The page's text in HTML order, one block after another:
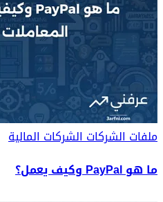
ملفات الشركاتالشركات المالية
ما هو PayPal وكيف يعمل؟